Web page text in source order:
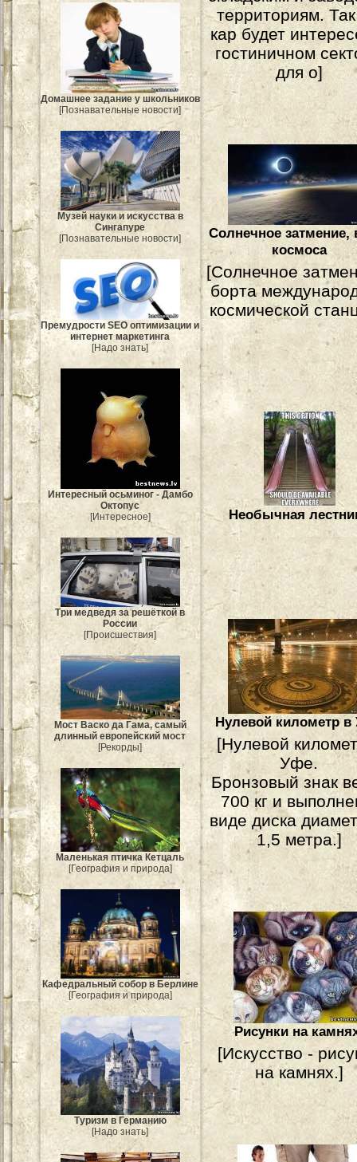
Домашнее задание у школьников
[Познавательные новости]
Музей науки и искусства в
Сингапуре
[Познавательные новости]
Премудрости SEO оптимизации и
интернет маркетинга
[Надо знать]
Интересный осьминог - Дамбо
Октопус
[Интересное]
Три медведя за решёткой в
России
[Происшествия]
Мост Васко да Гама, самый
длинный европейский мост
[Рекорды]
Маленькая птичка Кетцаль
[География и природа]
Кафедральный собор в Берлине
[География и природа]
Туризм в Германию
[Надо знать]
территориям.
кар будет
гостиничном
для о]
Солнечное затмение,
космоса
[Солнечное
борта
космической
Необычная
Нулевой километр
[Нулевой
Уфе.
Бронзовый знак
700 кг и
виде диска
1,5 метра.]
Рисунки на
[Искусство -
на камнях.]